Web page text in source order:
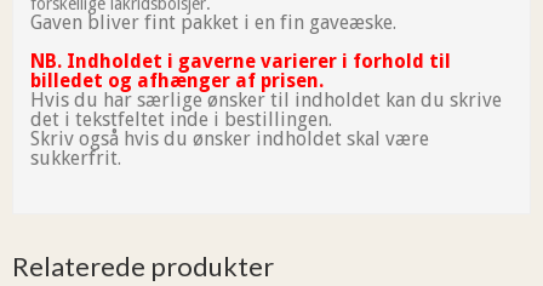
Gaven bliver fint pakket i en fin gaveæske.
NB. Indholdet i gaverne varierer i forhold til
billedet og afhænger af prisen.
Hvis du har særlige ønsker til indholdet kan du skrive
det i tekstfeltet inde i bestillingen.
Skriv også hvis du ønsker indholdet skal være
sukkerfrit.
Relaterede produkter